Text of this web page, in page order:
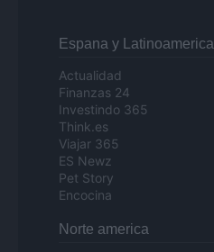
Espana y Latinoamerica
Actualidad
Finanzas 24
Investindo 365
Think.es
Viajar 365
ES Newz
Pet Story
Encocina
Norte america